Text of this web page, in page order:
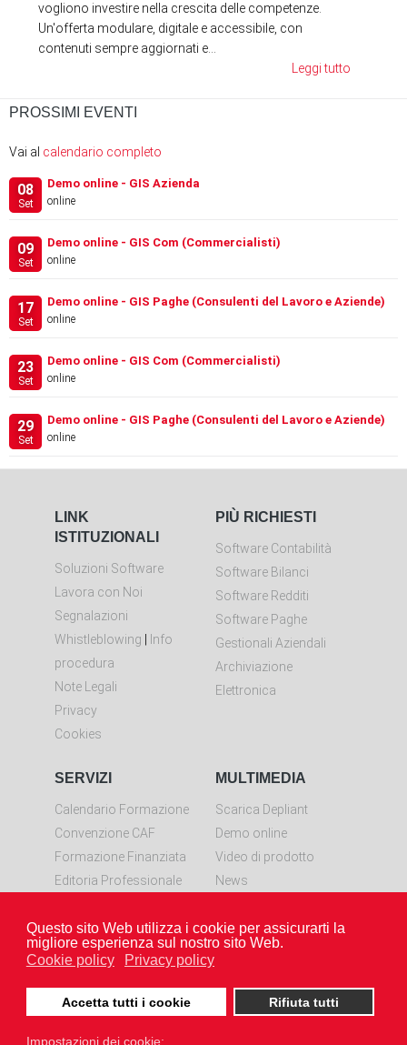
Questo sito Web utilizza i cookie per assicurarti la
migliore esperienza sul nostro sito Web.
Cookie policy
Privacy policy
Accetta tutti i cookie Rifiuta tutti
Impostazioni dei cookie:
vogliono investire nella crescita delle competenze.
Un'offerta modulare, digitale e accessibile, con
contenuti sempre aggiornati e...
Leggi tutto
PROSSIMI EVENTI
Vai al calendario completo
08
Set
Demo online - GIS Azienda
online
09
Set
Demo online - GIS Com (Commercialisti)
online
17
Set
Demo online - GIS Paghe (Consulenti del Lavoro e Aziende)
online
23
Set
Demo online - GIS Com (Commercialisti)
online
29
Set
Demo online - GIS Paghe (Consulenti del Lavoro e Aziende)
online
LINK
ISTITUZIONALI
Soluzioni Software
Lavora con Noi
Segnalazioni
Whistleblowing
Info
procedura
Note Legali
Privacy
Cookies
PIÙ RICHIESTI
Software Contabilità
Software Bilanci
Software Redditi
Software Paghe
Gestionali Aziendali
Archiviazione
Elettronica
SERVIZI
Calendario Formazione
Convenzione CAF
Formazione Finanziata
Editoria Professionale
Scarica LiveResolve per
Windows
MULTIMEDIA
Scarica Depliant
Demo online
Video di prodotto
News